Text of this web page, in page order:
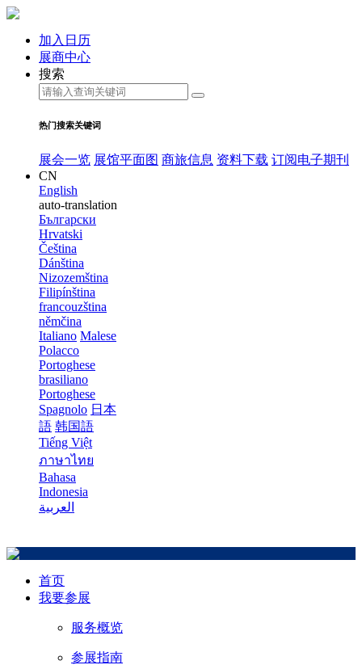
加入日历
展商中心
搜索
热门搜索关键词
展会一览 展馆平面图 商旅信息 资料下载 订阅电子期刊
CN
English
auto-translation
Български
Hrvatski
Čeština
Dánština
Nizozemština
Filipínština
francouzština
němčina
Italiano Malese
Polacco
Portoghese
brasiliano
Portoghese
Spagnolo 日本
語 韩国語
Tiếng Việt
ภาษาไทย
Bahasa
Indonesia
العربية
首页
我要参展
服务概览
参展指南